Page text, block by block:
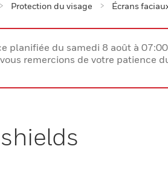
Protection du visage Écrans
planifiée du samedi 8 août à
remercions de votre patience